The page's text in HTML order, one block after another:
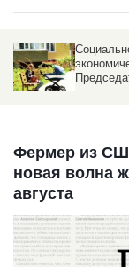
«но»
Фермер из
новая волна
августа